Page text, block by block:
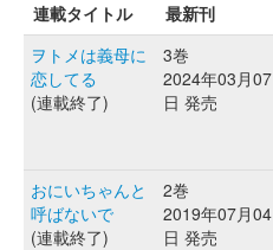
連載タイトル 最新刊
ヲトメは義母に
恋してる
(連載終了)
3巻
2024年03月07
日 発売
おにいちゃんと
呼ばないで
(連載終了)
2巻
2019年07月04
日 発売